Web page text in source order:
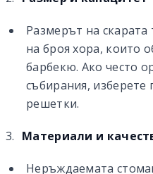
Размерът на скарата
на броя хора, които
барбекю. Ако често
събирания, изберете
решетки.
Материали и
Неръждаемата